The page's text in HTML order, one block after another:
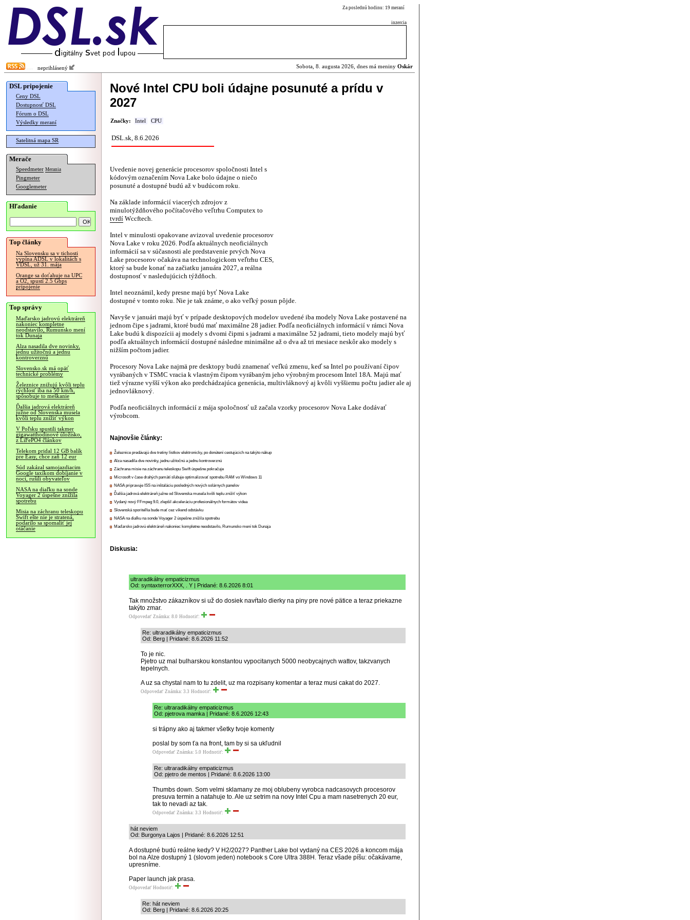
Za poslednú hodinu: 19 meraní
inzercia
neprihlásený Sobota, 8. augusta 2026, dnes má meniny Oskár
DSL pripojenie
Ceny DSL
Dostupnosť DSL
Fórum o DSL
Výsledky meraní
Satelitná mapa SR
Merače
Speedmeter Merania
Pingmeter
Googlemeter
Hľadanie
Top články
Na Slovensku sa v tichosti
vypína ADSL v lokalitách s
VDSL, už 31. mája
Orange sa doťahuje na UPC
a O2, spustí 2.5 Gbps
pripojenie
Top správy
Maďarsko jadrovú elektráreň
nakoniec kompletne
neodstavilo, Rumunsko mení
tok Dunaja
Alza nasadila dve novinky,
jednu užitočnú a jednu
kontroverznú
Slovensko.sk má opäť
technické problémy
Železnice znižujú kvôli teplu
rýchlosť iba na 50 km/h,
spôsobuje to meškanie
Ďalšia jadrová elektráreň
južne od Slovenska musela
kvôli teplu znížiť výkon
V Poľsku spustili takmer
gigawatthodinové úložisko,
z LiFePO4 článkov
Telekom pridal 12 GB balík
pre Easy, chce zaň 12 eur
Súd zakázal samojazdiacim
Google taxíkom dobíjanie v
noci, rušili obyvateľov
NASA na diaľku na sonde
Voyager 2 úspešne znížila
spotrebu
Misia na záchranu teleskopu
Swift ešte nie je stratená,
podarilo sa spomaliť jej
otáčanie
Nové Intel CPU boli údajne posunuté a prídu v
2027
Značky: Intel CPU
DSL.sk, 8.6.2026
Uvedenie novej generácie procesorov spoločnosti Intel s
kódovým označením Nova Lake bolo údajne o niečo
posunuté a dostupné budú až v budúcom roku.
Na základe informácií viacerých zdrojov z
minulotýždňového počítačového veľtrhu Computex to
tvrdí Wccftech.
Intel v minulosti opakovane avizoval uvedenie procesorov
Nova Lake v roku 2026. Podľa aktuálnych neoficiálnych
informácií sa v súčasnosti ale predstavenie prvých Nova
Lake procesorov očakáva na technologickom veľtrhu CES,
ktorý sa bude konať na začiatku januára 2027, a reálna
dostupnosť v nasledujúcich týždňoch.
Intel neoznámil, kedy presne majú byť Nova Lake
dostupné v tomto roku. Nie je tak známe, o ako veľký posun pôjde.
Navyše v januári majú byť v prípade desktopových modelov uvedené iba modely Nova Lake postavené na
jednom čipe s jadrami, ktoré budú mať maximálne 28 jadier. Podľa neoficiálnych informácií v rámci Nova
Lake budú k dispozícii aj modely s dvomi čipmi s jadrami a maximálne 52 jadrami, tieto modely majú byť
podľa aktuálnych informácií dostupné následne minimálne až o dva až tri mesiace neskôr ako modely s
nižším počtom jadier.
Procesory Nova Lake najmä pre desktopy budú znamenať veľkú zmenu, keď sa Intel po používaní čipov
vyrábaných v TSMC vracia k vlastným čipom vyrábaným jeho výrobným procesom Intel 18A. Majú mať
tiež výrazne vyšší výkon ako predchádzajúca generácia, multivláknový aj kvôli vyššiemu počtu jadier ale aj
jednovláknový.
Podľa neoficiálnych informácií z mája spoločnosť už začala vzorky procesorov Nova Lake dodávať
výrobcom.
Najnovšie články:
Železnice predávajú dve tretiny lístkov elektronicky, po donútení cestujúcich na takýto nákup
Alza nasadila dve novinky, jednu užitočnú a jednu kontroverznú
Záchrana misie na záchranu teleskopu Swift úspešne pokračuje
Microsoft v čase drahých pamätí sľubuje optimalizovať spotrebu RAM vo Windows 11
NASA pripravuje ISS na inštaláciu posledných nových solárnych panelov
Ďalšia jadrová elektráreň južne od Slovenska musela kvôli teplu znížiť výkon
Vydaný nový FFmpeg 9.0, zlepšil akceleráciu profesionálnych formátov videa
Slovenská sporiteľňa bude mať cez víkend odstávku
NASA na diaľku na sonde Voyager 2 úspešne znížila spotrebu
Maďarsko jadrovú elektráreň nakoniec kompletne neodstavilo, Rumunsko mení tok Dunaja
Diskusia:
ultraradikálny empaticizmus
Od: syntaxterrorXXX, . Y | Pridané: 8.6.2026 8:01
Tak množstvo zákazníkov si už do dosiek navŕtalo dierky na piny pre nové pätice a teraz priekazne
takýto zmar.
Odpovedať Známka: 8.0 Hodnotiť:
Re: ultraradikálny empaticizmus
Od: Berg | Pridané: 8.6.2026 11:52
To je nic.
Pjetro uz mal bulharskou konstantou vypocitanych 5000 neobycajnych wattov, takzvanych
tepelnych.
A uz sa chystal nam to tu zdelit, uz ma rozpisany komentar a teraz musi cakat do 2027.
Odpovedať Známka: 3.3 Hodnotiť:
Re: ultraradikálny empaticizmus
Od: pjetrova mamka | Pridané: 8.6.2026 12:43
si trápny ako aj takmer všetky tvoje komenty
poslal by som ťa na front, tam by si sa ukľudnil
Odpovedať Známka: 5.0 Hodnotiť:
Re: ultraradikálny empaticizmus
Od: pjetro de mentos | Pridané: 8.6.2026 13:00
Thumbs down. Som velmi sklamany ze moj oblubeny vyrobca nadcasovych procesorov
presuva termin a natahuje to. Ale uz setrim na novy Intel Cpu a mam nasetrenych 20 eur,
tak to nevadi az tak.
Odpovedať Známka: 3.3 Hodnotiť:
hát neviem
Od: Burgonya Lajos | Pridané: 8.6.2026 12:51
A dostupné budú reálne kedy? V H2/2027? Panther Lake bol vydaný na CES 2026 a koncom mája
bol na Alze dostupný 1 (slovom jeden) notebook s Core Ultra 388H. Teraz všade píšu: očakávame,
upresníme.
Paper launch jak prasa.
Odpovedať Hodnotiť:
Re: hát neviem
Od: Berg | Pridané: 8.6.2026 20:25